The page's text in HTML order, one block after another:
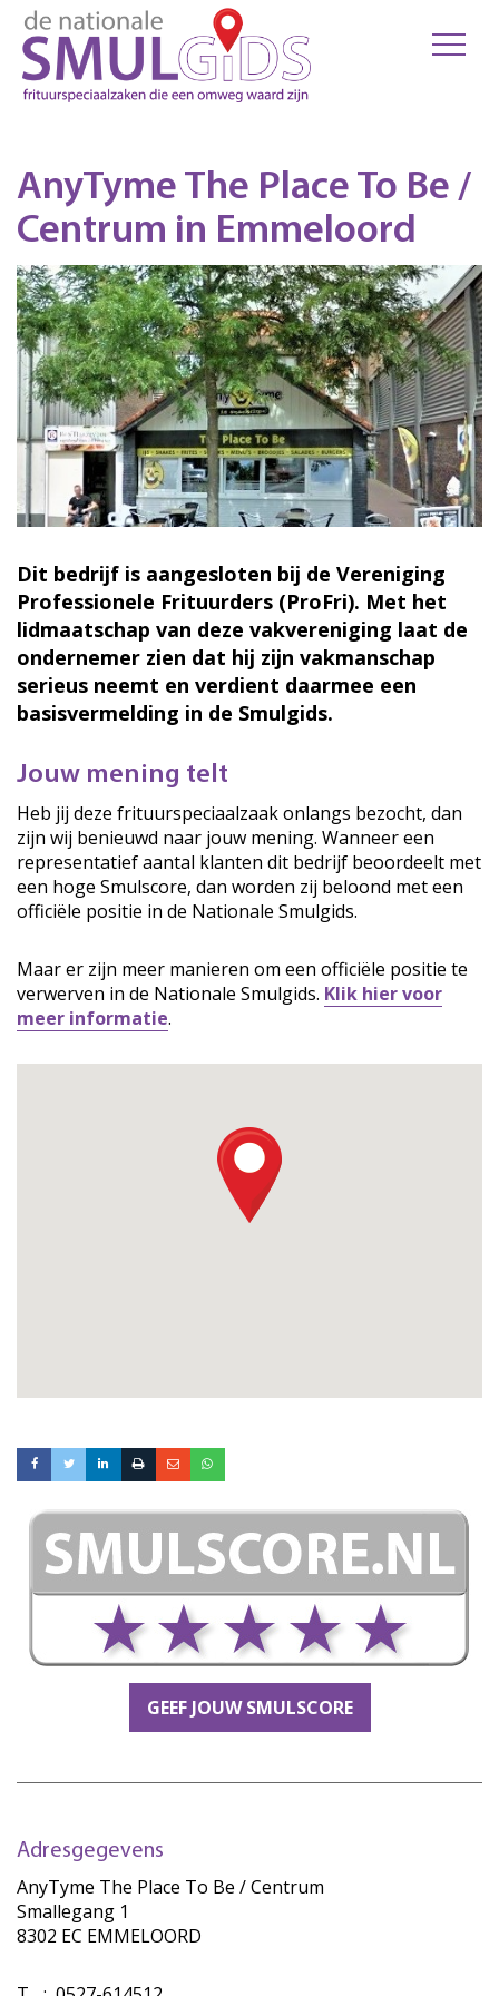
AnyTyme The Place To Be /
Centrum in Emmeloord
Dit bedrijf is aangesloten bij de Vereniging
Professionele Frituurders (ProFri). Met het
lidmaatschap van deze vakvereniging laat de
ondernemer zien dat hij zijn vakmanschap
serieus neemt en verdient daarmee een
basisvermelding in de Smulgids.
Jouw mening telt
Heb jij deze frituurspeciaalzaak onlangs bezocht, dan
zijn wij benieuwd naar jouw mening. Wanneer een
representatief aantal klanten dit bedrijf beoordeelt met
een hoge Smulscore, dan worden zij beloond met een
officiële positie in de Nationale Smulgids.
Maar er zijn meer manieren om een officiële positie te
verwerven in de Nationale Smulgids. Klik hier voor
meer informatie.
GEEF JOUW SMULSCORE
Adresgegevens
AnyTyme The Place To Be / Centrum
Smallegang 1
8302 EC EMMELOORD